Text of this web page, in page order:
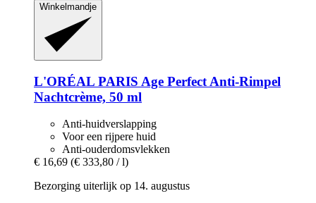
Winkelmandje
L'ORÉAL PARIS Age Perfect Anti-​Rimpel
Nachtcrème, 50 ml
Anti-huidverslapping
Voor een rijpere huid
Anti-ouderdomsvlekken
€ 16,69 (€ 333,80 / l)
Bezorging uiterlijk op 14. augustus